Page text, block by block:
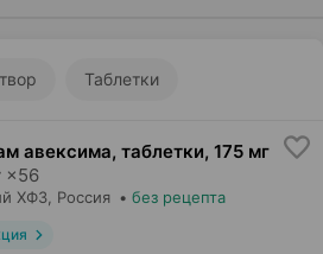
Таблетки
авексима, таблетки, 175 мг
×56
ХФЗ , Россия • без рецепта